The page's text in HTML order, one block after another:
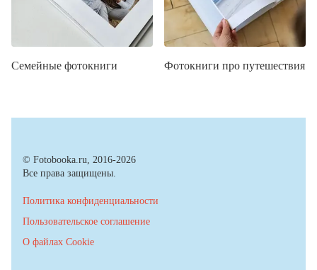
Семейные фотокниги Фотокниги про путешествия
© Fotobooka.ru, 2016-2026
Все права защищены.
Политика конфиденциальности
Пользовательское соглашение
О файлах Cookie